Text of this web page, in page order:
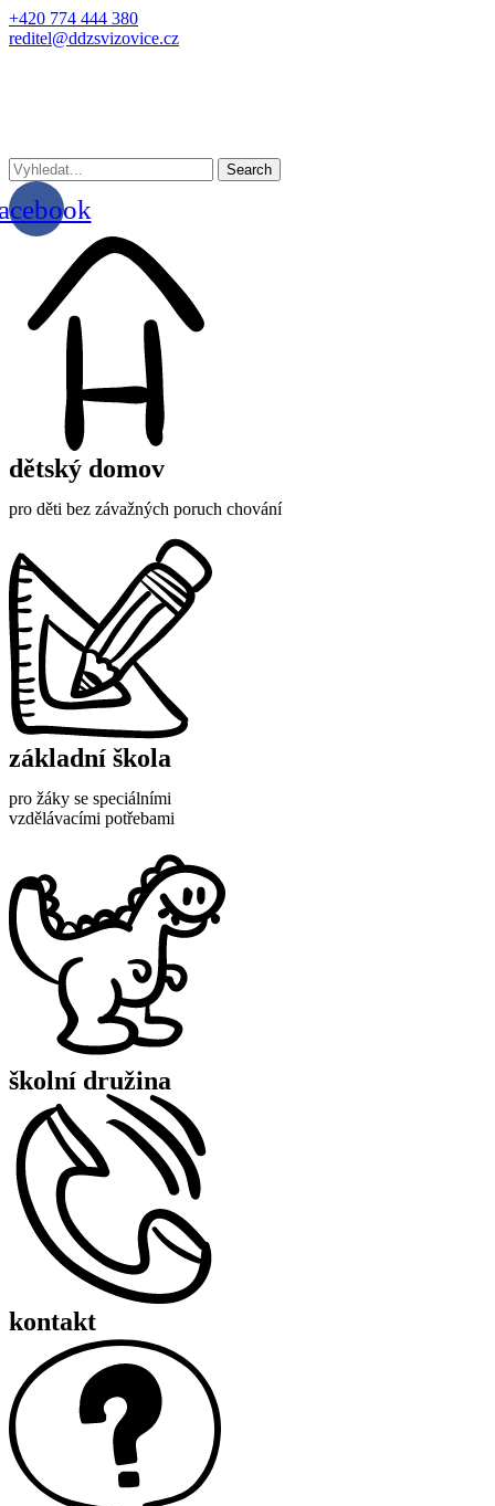
+420 774 444 380
reditel@ddzsvizovice.cz
Search
dětský domov
pro děti bez závažných poruch chování
základní škola
pro žáky se speciálními
vzdělávacími potřebami
školní družina
kontakt